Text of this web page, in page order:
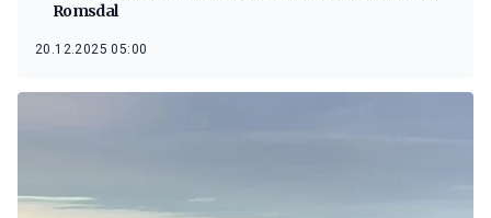
Romsdal
20.12.2025 05:00